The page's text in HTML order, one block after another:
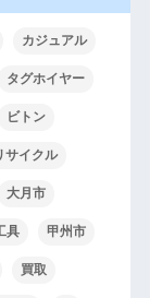
カジュアル
タグホイヤー
ビトン
サイクル
大月市
具 甲州市
買取